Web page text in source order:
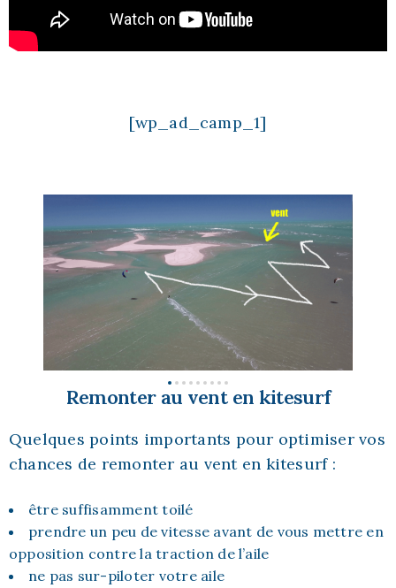
[wp_ad_camp_1]
Remonter au vent en kitesurf
Quelques points importants pour optimiser vos
chances de remonter au vent en kitesurf :
être suffisamment toilé
prendre un peu de vitesse avant de vous mettre en
opposition contre la traction de l’aile
ne pas sur-piloter votre aile